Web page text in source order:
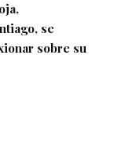
se
sobre su